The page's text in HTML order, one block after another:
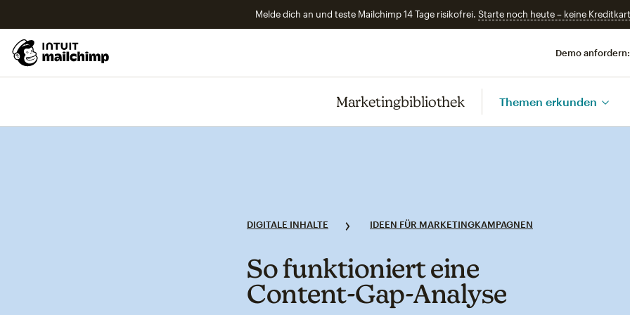
Melde dich an und teste Mailchimp 14 Tage risikofrei. Starte noch heute – keine
Demo anfordern:
Marketingbibliothek Themen erkunden
DIGITALE INHALTE IDEEN FÜR MARKETINGKAMPAGNEN
So funktioniert eine
Content‑Gap‑Analyse